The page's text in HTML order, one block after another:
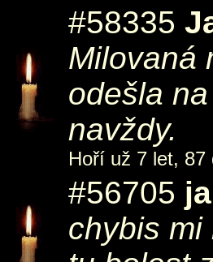
#58335
Milovaná
odešla
navždy.
Hoří už 7 let,
#56705
chybis mi